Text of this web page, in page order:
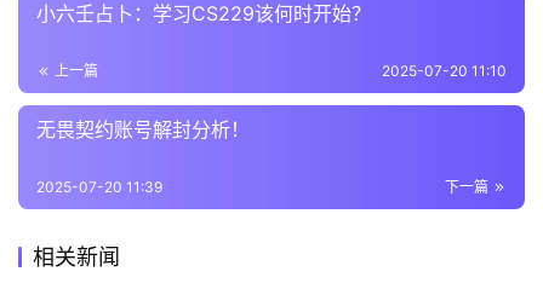
小六壬占卜：学习CS229该何时开始？
上一篇 2025-07-20 11:10
无畏契约账号解封分析！
下一篇
2025-07-20 11:39
相关新闻